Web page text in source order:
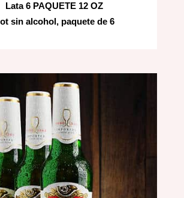
Lata 6 PAQUETE 12 OZ
sin alcohol, paquete de 6